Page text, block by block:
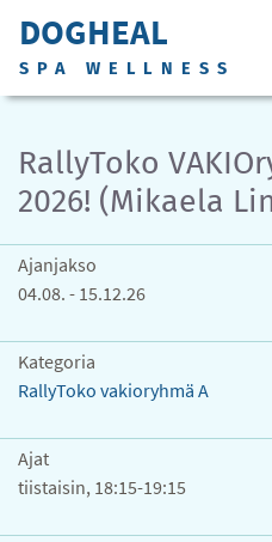
DOGHEAL
SPA WELLNESS
RallyToko
2026! (Mikaela
Ajanjakso
04.08. - 15.12.26
Kategoria
RallyToko vakioryhmä A
Ajat
tiistaisin, 18:15-19:15